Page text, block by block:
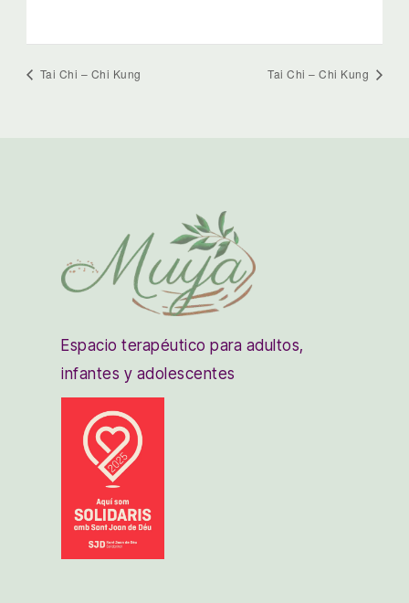
Tai Chi – Chi Kung Tai Chi – Chi Kung
Espacio terapéutico para adultos,
infantes y adolescentes